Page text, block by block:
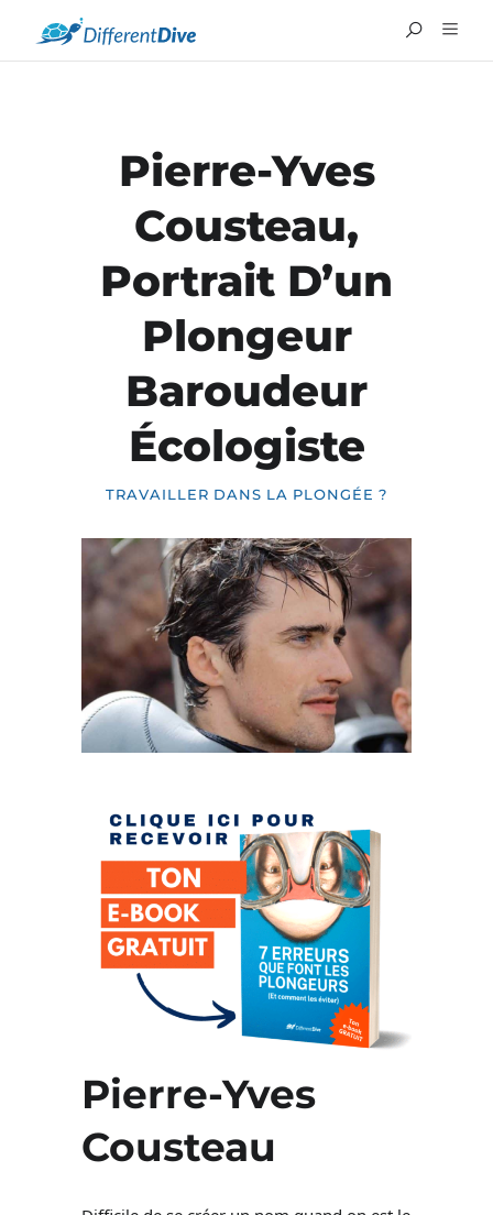
Pierre-Yves
Cousteau,
Portrait D’un
Plongeur
Baroudeur
Écologiste
TRAVAILLER DANS LA PLONGÉE ?
Pierre-Yves
Cousteau